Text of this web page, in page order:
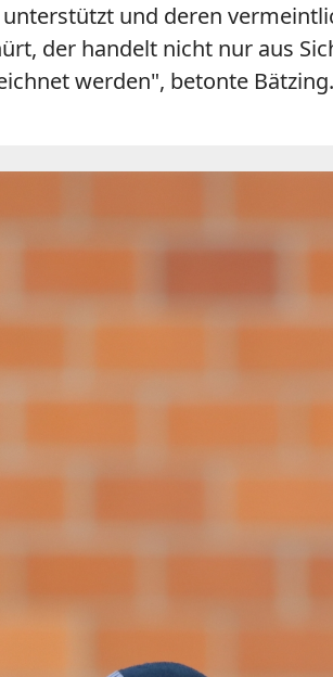
und deren
der handelt nicht nur aus
werden", betonte